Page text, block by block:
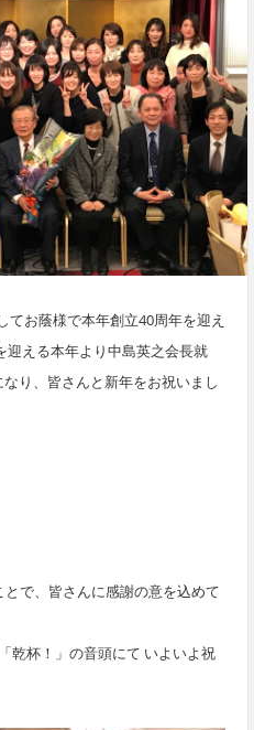
てお蔭様で本年創立40周年を迎え
迎える本年より中島英之会長就
り、皆さんと新年をお祝いまし
で、皆さんに感謝の意を込めて
乾杯！」の音頭にて いよいよ祝